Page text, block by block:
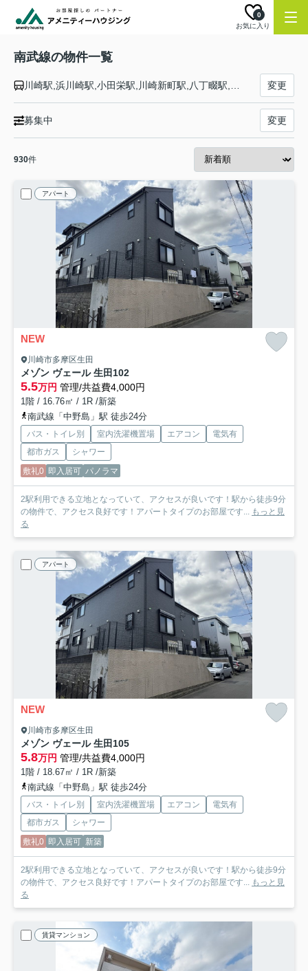
お気に入り
0
南武線の物件一覧
変更
募集中 変更
930件
アパート
NEW
川崎市多摩区生田
メゾン ヴェール 生田 102
5.5万円 管理/共益費4,000円
1階 / 16.76㎡ / 1R /新築
南武線「中野島」駅 徒歩24分
バス・トイレ別 室内洗濯機置場 エアコン
電気有
都市ガス
シャワー
敷礼0 即入居可 パノラマ
2駅利用できる立地となっていて、アクセスが良いです！駅から徒歩9分
の物件で、アクセス良好です！アパートタイプのお部屋です... もっと見
る
アパート
NEW
川崎市多摩区生田
メゾン ヴェール 生田 105
5.8万円 管理/共益費4,000円
1階 / 18.67㎡ / 1R /新築
南武線「中野島」駅 徒歩24分
バス・トイレ別 室内洗濯機置場 エアコン
電気有
都市ガス
シャワー
敷礼0 即入居可 新築
2駅利用できる立地となっていて、アクセスが良いです！駅から徒歩9分
の物件で、アクセス良好です！アパートタイプのお部屋です... もっと見
る
賃貸マンション